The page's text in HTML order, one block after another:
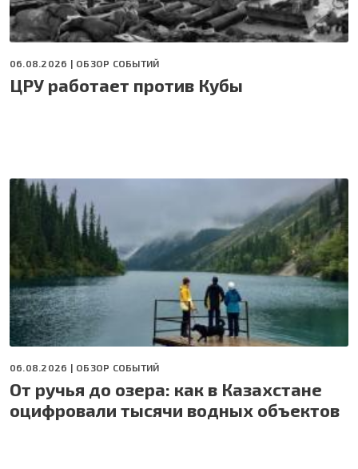
06.08.2026 | ОБЗОР СОБЫТИЙ
ЦРУ работает против Кубы
06.08.2026 | ОБЗОР СОБЫТИЙ
От ручья до озера: как в Казахстане
оцифровали тысячи водных объектов